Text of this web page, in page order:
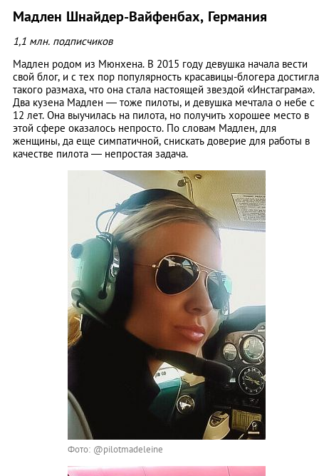
Мадлен Шнайдер-Вайфенбах, Германия
1,1 млн. подписчиков
Мадлен родом из Мюнхена. В 2015 году девушка начала вести
свой блог, и с тех пор популярность красавицы-блогера достигла
такого размаха, что она стала настоящей звездой «Инстаграма».
Два кузена Мадлен — тоже пилоты, и девушка мечтала о небе с
12 лет. Она выучилась на пилота, но получить хорошее место в
этой сфере оказалось непросто. По словам Мадлен, для
женщины, да еще симпатичной, снискать доверие для работы в
качестве пилота — непростая задача.
Фото: @pilotmadeleine